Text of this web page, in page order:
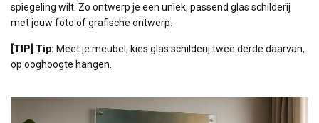
spiegeling wilt. Zo ontwerp je een uniek, passend glas schilderij
met jouw foto of grafische ontwerp.
[TIP] Tip: Meet je meubel; kies glas schilderij twee derde daarvan,
op ooghoogte hangen.